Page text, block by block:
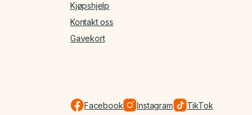
Kjøpshjelp
Kontakt oss
Gavekort
Facebook Instagram TikTok